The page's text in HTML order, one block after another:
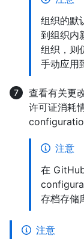
组织的默
到组织内
组织，则
手动应用
查看有关更
许可证消耗
注意
在
存档存储
注意